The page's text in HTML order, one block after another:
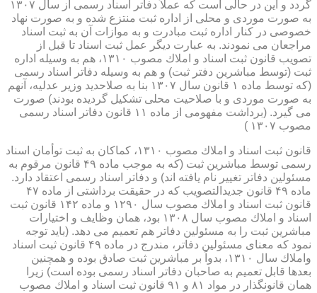
گردد و این در حالی است كه عملاً دفاتر اسناد رسمی از سال ۱۳۰۷
به صورت موردی و محلی از اداره ثبت منتزع شده و به صورت نهاد
خصوصی در كنار اداره ثبت مبادرت و به موازات آن به ثبت اسناد
مراجعان می نمودند. به عبارت دیگر عمل ثبت اسناد تا قبل از
تصویب قانون ثبت اسناد و املاك مصوب ۱۳۱۰، هم به وسیله اداره
ثبت (توسط مباشرین دفتر ثبت) و هم به وسیله دفاتر اسناد رسمی
(كه توسط ماده ۱ قانون سال ۱۳۰۷ بنا به صلاحدید وزیر عدلیه، آنهم
به صورت موردی و با صلاحیت محلی تشكیل گردیده بودند) صورت
می گیرد. (برداشت مفهومی از ماده ۱۱ قانون دفاتر اسناد رسمی
مصوب ۱۳۰۷ )
قانون ثبت اسناد و املاك مصوب ۱۳۱۰، كماكان به ثبت توأمان اسناد
رسمی توسط مباشرین ثبت (كه به موجب ماده ۴۹ قانون مرقوم به
مسئولین دفاتر تغییر نام یافته اند) و دفاتر اسناد رسمی اعتقاد دارد.
ماده ۴۹ قانون جدیدالتصویب كه در حقیقت برداشتی از ماده ۴۷
قانون ثبت اسناد و املاك مصوب سال ۱۲۹۰ و ماده ۱۴۲ قانون ثبت
اسناد و املاك مصوب سال ۱۳۰۸ بود، همان وظایف و اختیارات
مباشرین ثبت را به مسئولین دفاتر هم تعمیم می دهد. (باید توجه
نمود كه معنای مسئولین دفاتر، مندرج در ماده ۴۹ قانون ثبت اسناد
واملاك سال ۱۳۱۰، بدواً بر مباشرین ثبت صادق بوده و همچنین
بعدها قابل تعمیم به صاحبان دفاتر اسناد رسمی بوده است) زیرا
همان قانونگذار در مواد ۸۱ و ۹۱ قانون ثبت اسناد و املاك مصوب